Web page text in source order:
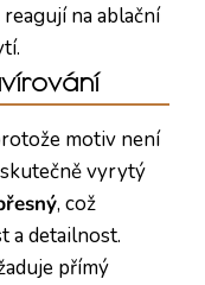
na ablační
motiv není
vyrytý
, což
a detailnost.
přímý